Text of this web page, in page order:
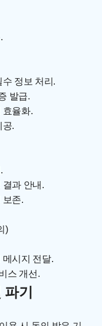
정보 처리.
발급.
효율화.
공.
과 안내.
보존.
)
시지 전달.
스 개선.
기